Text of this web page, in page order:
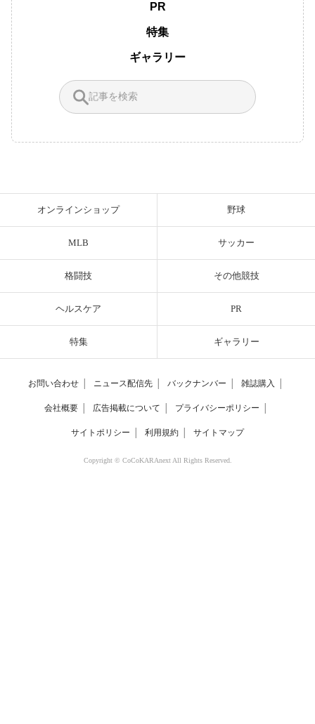
PR
特集
ギャラリー
オンラインショップ 野球
MLB サッカー
格闘技 その他競技
ヘルスケア PR
特集 ギャラリー
お問い合わせ ニュース配信先 バックナンバー 雑誌購入
会社概要 広告掲載について プライバシーポリシー
サイトポリシー 利用規約 サイトマップ
Copyright © CoCoKARAnext All Rights Reserved.